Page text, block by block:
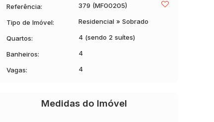
Referência: 379 (MF00205)
Tipo de Imóvel: Residencial » Sobrado
Quartos: 4 (sendo 2 suítes)
Banheiros: 4
Vagas: 4
Medidas do Imóvel